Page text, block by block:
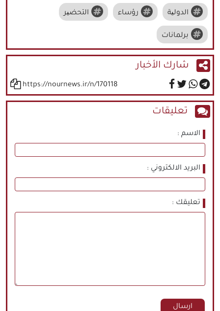
الدولیة رؤساء التحضیر
برلمانات
شارك الأخبار
https://nournews.ir/n/170118
تعليقات
الاسم
البريد الالكتروني
تعليقك